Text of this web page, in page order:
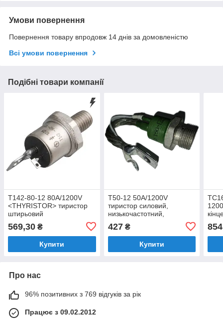
Умови повернення
Повернення товару впродовж 14 днів за домовленістю
Всі умови повернення
Подібні товари компанії
Т142-80-12 80A/1200V
<THYRISTOR> тиристор
штирьовий
569,30 ₴
Купити
Т50-12 50A/1200V
тиристор силовий,
низькочастотний,
кремнієвий, дифузійний,
структури p-n-p-n,
штирьовий
427₴
Купити
854
Про нас
96% позитивних з 769 відгуків за рік
Працює з 09.02.2012